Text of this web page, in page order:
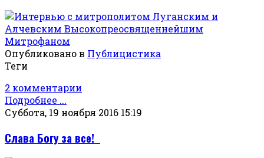
Опубликовано в Публицистика
Теги
2 комментарии
Подробнее ...
Суббота, 19 ноября 2016 15:19
Слава Богу за все!